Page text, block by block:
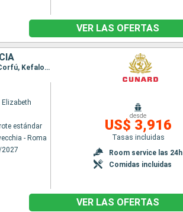
VER LAS OFERTAS
Itinerario : Civitavecchia - Roma, La Valetta, Kotor, Split, Zadar, Trieste, Dubrovnik, Corfú, Kefalonia, Messina (estrecho), Nápoles, Civitavecchia - Roma, Barcelona, Marsella, Calvi, La Spezia, Civitavecchia - Roma
Elizabeth
estándar
- Roma
desde
US$ 3,916
Tasas incluidas
Room service las 24h
Comidas incluidas
VER LAS OFERTAS